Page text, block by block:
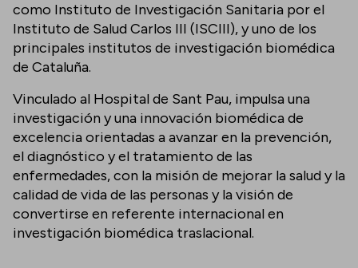
como Instituto de Investigación Sanitaria por el
Instituto de Salud Carlos III (ISCIII), y uno de los
principales institutos de investigación biomédica
de Cataluña.
Vinculado al Hospital de Sant Pau, impulsa una
investigación y una innovación biomédica de
excelencia orientadas a avanzar en la prevención,
el diagnóstico y el tratamiento de las
enfermedades, con la misión de mejorar la salud y la
calidad de vida de las personas y la visión de
convertirse en referente internacional en
investigación biomédica traslacional.